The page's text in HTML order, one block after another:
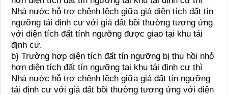
Nhà nước hỗ trợ chênh lệch giữa giá diện tích đất tín
ngưỡng tái định cư với giá đất bồi thường tương ứng
với diện tích đất tính ngưỡng được giao tại khu tái
định cư.
b) Trường hợp diện tích đất tín ngưỡng bị thu hồi nhỏ
hơn diện tích đất tín ngưỡng tại khu tái định cư thì
Nhà nước hỗ trợ chênh lệch giữa giá đất tín ngưỡng
tái định cư với giá đất bồi thường tương ứng với diện